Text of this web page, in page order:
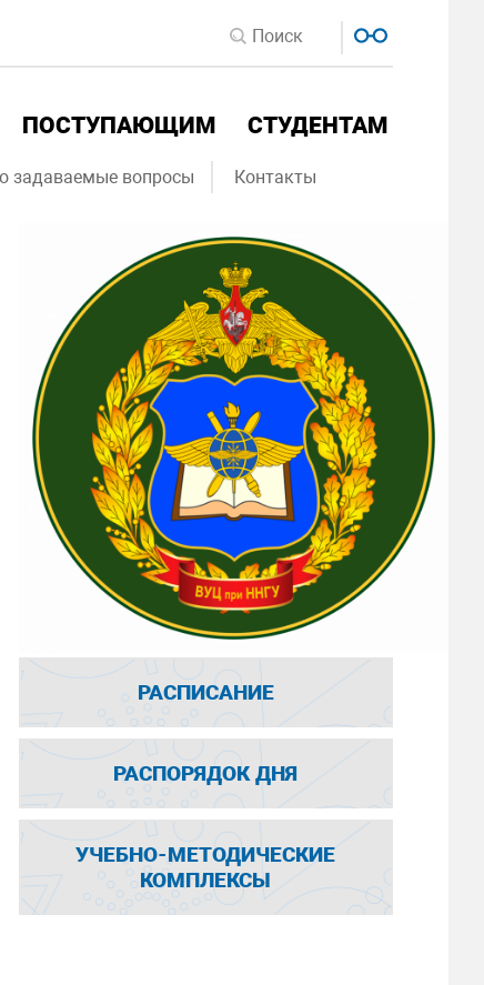
ПОСТУПАЮЩИМ СТУДЕНТАМ
задаваемые вопросы Контакты
РАСПИСАНИЕ
РАСПОРЯДОК ДНЯ
УЧЕБНО-МЕТОДИЧЕСКИЕ
КОМПЛЕКСЫ